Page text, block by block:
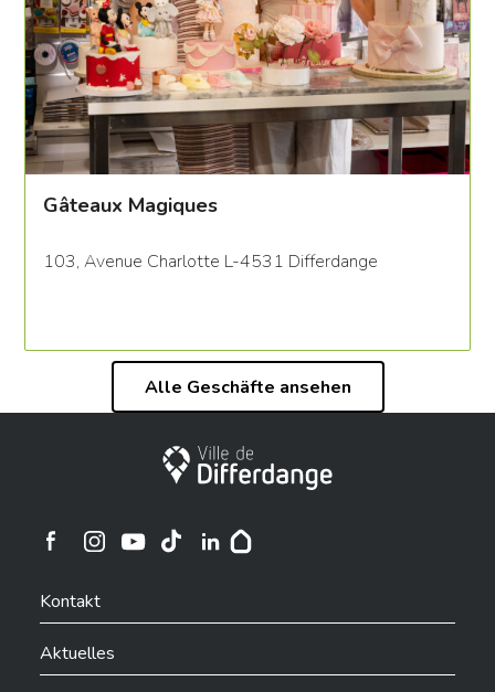
Gâteaux Magiques
103, Avenue Charlotte L-4531 Differdange
Alle Geschäfte ansehen
Stadt Differdingen
Ville de Differdange sur Instagram
Kontakt
Aktuelles